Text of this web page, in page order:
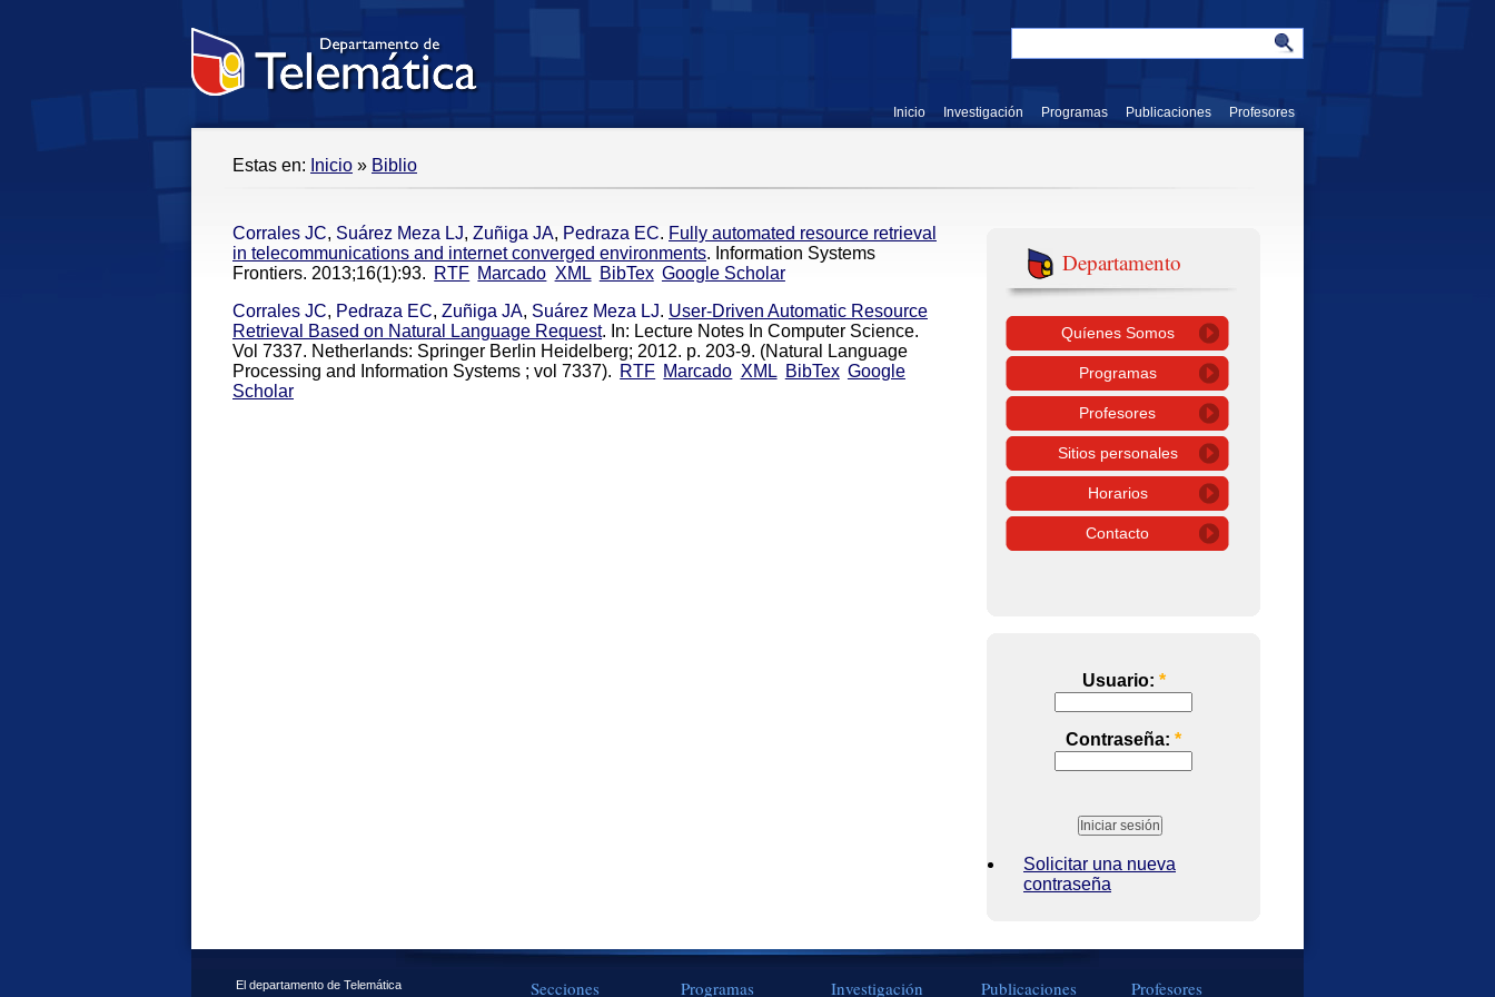
Inicio Investigación Programas Publicaciones Profesores
Estas en: Inicio » Biblio
Corrales JC, Suárez Meza LJ, Zuñiga JA, Pedraza EC. Fully automated resource retrieval
in telecommunications and internet converged environments. Information Systems
Frontiers. 2013;16(1):93. RTF Marcado XML BibTex Google Scholar
Corrales JC, Pedraza EC, Zuñiga JA, Suárez Meza LJ. User-Driven Automatic Resource
Retrieval Based on Natural Language Request. In: Lecture Notes In Computer Science.
Vol 7337. Netherlands: Springer Berlin Heidelberg; 2012. p. 203-9. (Natural Language
Processing and Information Systems ; vol 7337). RTF Marcado XML BibTex Google
Scholar
Departamento
Quíenes Somos
Programas
Profesores
Sitios personales
Horarios
Contacto
Usuario: *
Contraseña: *
Solicitar una nueva
contraseña
El departamento de Telemática
Secciones Programas Investigación Publicaciones Profesores